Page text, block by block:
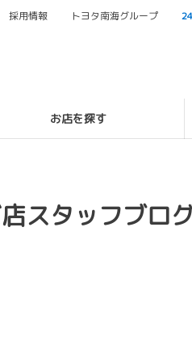
お店を探す
採用情報 トヨタ南海グループ
スタッフブロ